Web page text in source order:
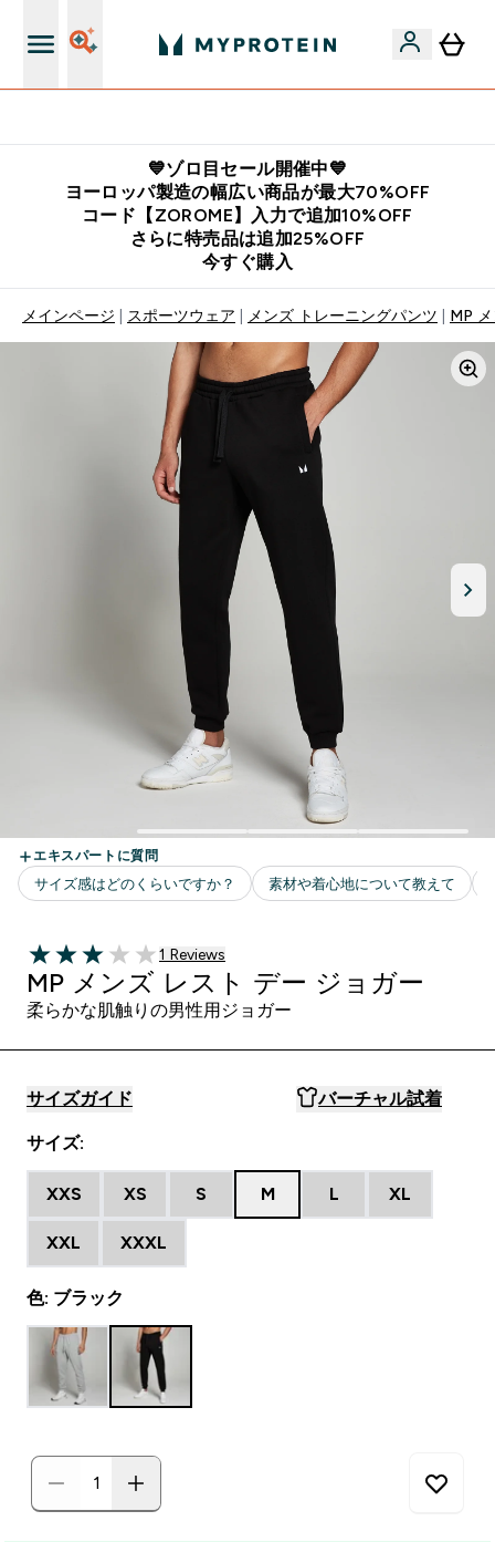
💙ゾロ目セール開催中💙
ヨーロッパ製造の幅広い商品が最大70%OFF
コード【ZOROME】入力で追加10%OFF
さらに特売品は追加25%OFF
今すぐ購入
メインページ スポーツウェア メンズ トレーニングパンツ MP
3 out of 5 stars
1 ＋件の口コミ
1 Reviews
MP メンズ レスト デー ジョガー
柔らかな肌触りの男性用ジョガー
サイズガイド バーチャル試着
サイズ:
XXS XS S M L XL
XXL XXXL
色: ブラック